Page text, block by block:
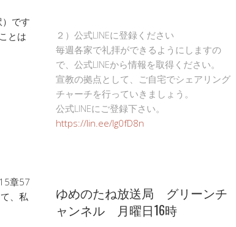
です
とは
章57
、私
２）公式LINEに登録ください
毎週各家で礼拝ができるようにしますの
で、公式LINEから情報を取得ください。
宣教の拠点として、ご自宅でシェアリング
チャーチを行っていきましょう。
公式LINEにご登録下さい。
https://lin.ee/Ig0fD8n
ゆめのたね放送局 グリーンチ
ャンネル 月曜日16時